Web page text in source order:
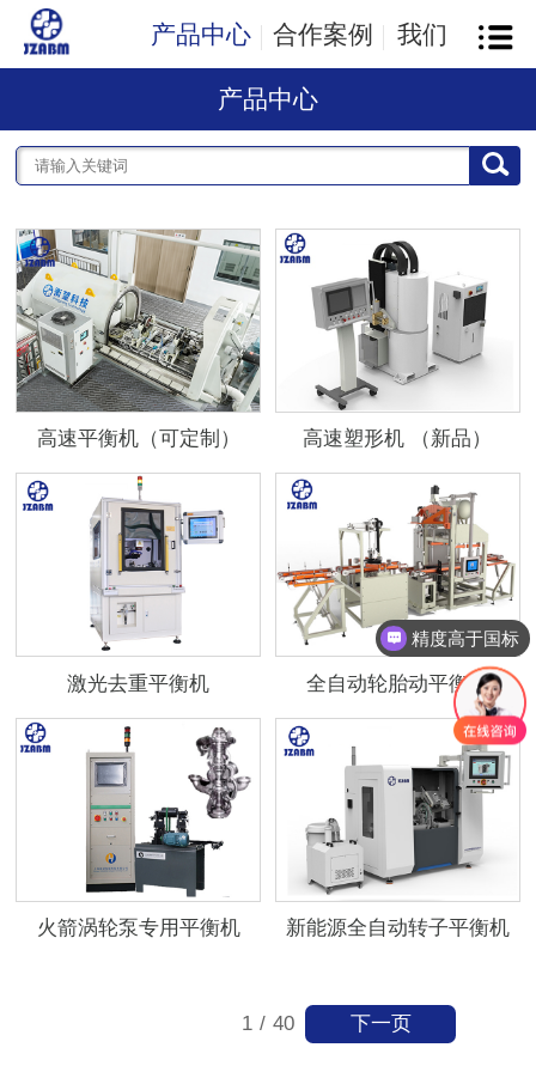
产品中心 合作案例 我们
产品中心
高速平衡机（可定制） 高速塑形机 （新品）
激光去重平衡机 全自动轮胎动平衡机
火箭涡轮泵专用平衡机 新能源全自动转子平衡机
1 / 40 下一页
精度高于国标